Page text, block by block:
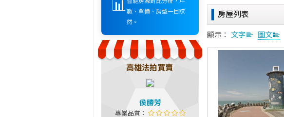
📊 數、單價、房型一目瞭
然。
高雄法拍買賣
侯勝芳
專業品質：
房屋列表
顯示： 文字 圖文